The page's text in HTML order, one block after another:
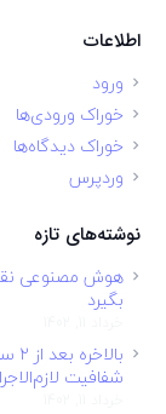
اطلاعات
ورود
خوراک ورودی‌ها
خوراک دیدگاه‌ها
وردپرس
نوشته‌های تازه
هوش مصنوعی نقش
بگیرد
شفافیت